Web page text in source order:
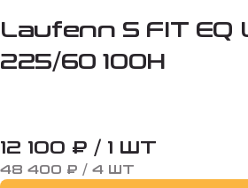
Laufenn S FIT EQ
225/60 100H
12 100 ₽ / 1 ШТ
48 400 ₽ / 4 ШТ